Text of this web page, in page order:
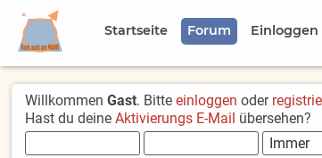
Startseite Forum Einloggen
WillkommenGast. Bitteeinloggen oder
Hast du deineAktivierungs E-Mail übersehen?